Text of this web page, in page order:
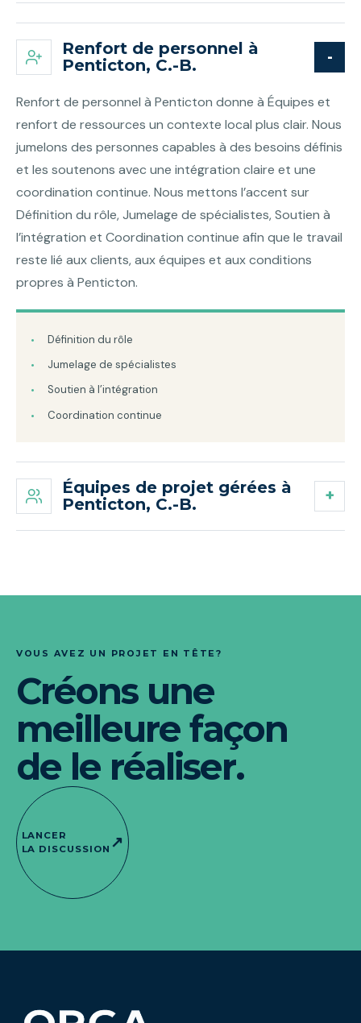
Renfort de personnel à
Penticton, C.-B.
Renfort de personnel à Penticton donne à Équipes et
renfort de ressources un contexte local plus clair. Nous
jumelons des personnes capables à des besoins définis
et les soutenons avec une intégration claire et une
coordination continue. Nous mettons l’accent sur
Définition du rôle, Jumelage de spécialistes, Soutien à
l’intégration et Coordination continue afin que le travail
reste lié aux clients, aux équipes et aux conditions
propres à Penticton.
Définition du rôle
Jumelage de spécialistes
Soutien à l’intégration
Coordination continue
Équipes de projet gérées à
Penticton, C.-B.
VOUS AVEZ UN PROJET EN TÊTE?
Créons une
meilleure façon
de le réaliser.
LANCER
LA DISCUSSION ↗